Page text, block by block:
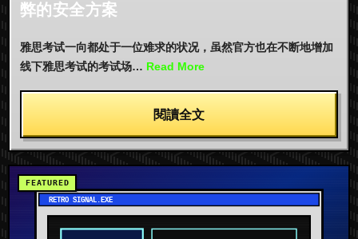
弊的安全方案
雅思考试一向都处于一位难求的状况，虽然官方也在不断地增加
线下雅思考试的考试场… Read More
閱讀全文